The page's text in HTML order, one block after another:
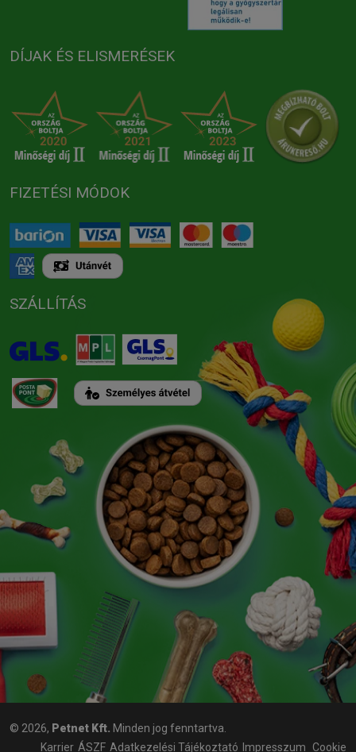
DÍJAK ÉS ELISMERÉSEK
FIZETÉSI MÓDOK
SZÁLLÍTÁS
© 2026, Petnet Kft. Minden jog fenntartva.
Karrier ÁSZF Adatkezelési Tájékoztató Impresszum Cookie